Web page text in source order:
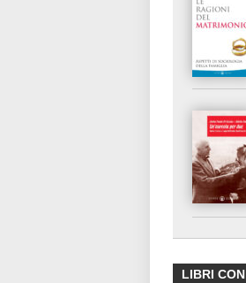
LIBRI